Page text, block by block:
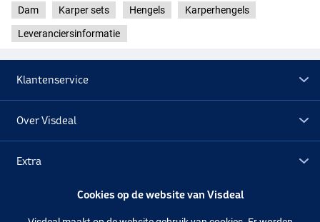
Dam Karper sets Hengels Karperhengels
Leveranciersinformatie
Klantenservice
Over Visdeal
Extra
Cookies op de website van Visdeal